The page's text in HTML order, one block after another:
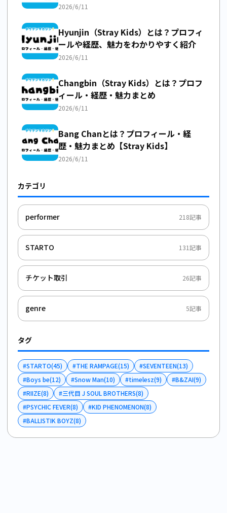
2026/6/11
Hyunjin（Stray Kids）とは？プロフィ
ールや経歴、魅力をわかりやすく紹介
2026/6/11
Changbin（Stray Kids）とは？プロフ
ィール・経歴・魅力まとめ
2026/6/11
Bang Chanとは？プロフィール・経
歴・魅力まとめ【Stray Kids】
2026/6/11
カテゴリ
performer 218記事
STARTO 131記事
チケット取引 26記事
genre 5記事
タグ
#STARTO(45) #THE RAMPAGE(15) #SEVENTEEN(13)
#Boys be(12) #Snow Man(10) #timelesz(9) #B&ZAI(9)
#RIIZE(8) #三代目 J SOUL BROTHERS(8)
#PSYCHIC FEVER(8) #KID PHENOMENON(8)
#BALLISTIK BOYZ(8)